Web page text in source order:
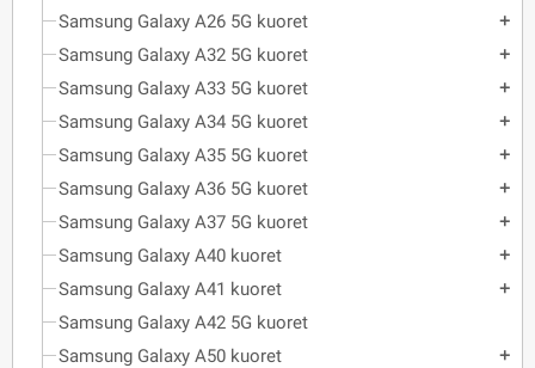
Samsung Galaxy A26 5G kuoret add
Samsung Galaxy A32 5G kuoret add
Samsung Galaxy A33 5G kuoret add
Samsung Galaxy A34 5G kuoret add
Samsung Galaxy A35 5G kuoret add
Samsung Galaxy A36 5G kuoret add
Samsung Galaxy A37 5G kuoret add
Samsung Galaxy A40 kuoret add
Samsung Galaxy A41 kuoret add
Samsung Galaxy A42 5G kuoret
Samsung Galaxy A50 kuoret
add